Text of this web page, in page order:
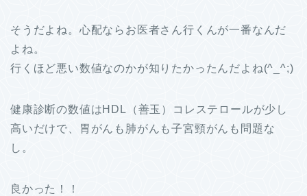
そうだよね。心配ならお医者さん行くんが一番なんだ
よね。
行くほど悪い数値なのかが知りたかったんだよね(^_^;)
健康診断の数値はHDL（善玉）コレステロールが少し
高いだけで、胃がんも肺がんも子宮頸がんも問題な
し。
良かった！！